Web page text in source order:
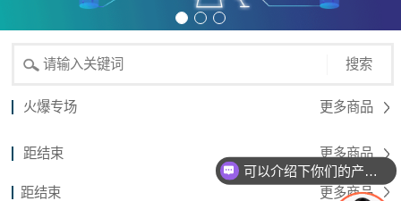
搜索
火爆专场 更多商品
距结束 更多商品
距结束 更多商品